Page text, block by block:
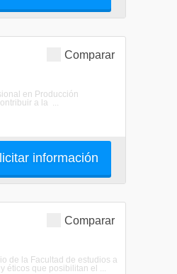
Comparar
en Producción
a la ...
información
Comparar
de la Facultad de estudios a
éticos que posibilitan el ...